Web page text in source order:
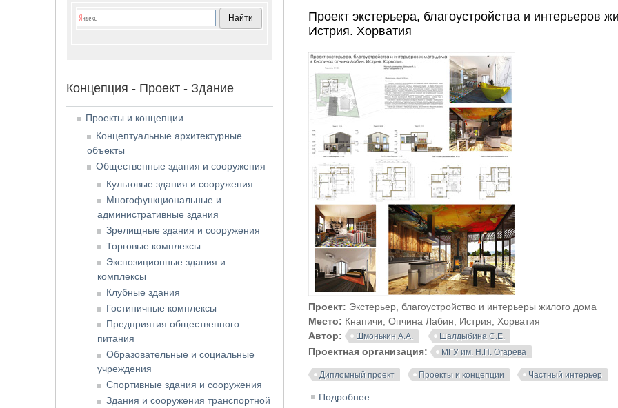
Проект экстерьера, благоустройства и интерьеров
Истрия. Хорватия
Проект: Экстерьер, благоустройство и интерьеры жилого дома
Место: Кнапичи, Опчина Лабин, Истрия, Хорватия
Автор:
Шмонькин А.А. Шалдыбина С.Е.
Проектная организация: МГУ им. Н.П. Огарева
Дипломный проект Проекты и концепции Частный интерьер
Подробнее
Концепция - Проект - Здание
Проекты и концепции
Концептуальные архитектурные
объекты
Общественные здания и сооружения
Культовые здания и сооружения
Многофункциональные и
административные здания
Зрелищные здания и сооружения
Торговые комплексы
Экспозиционные здания и
комплексы
Клубные здания
Гостиничные комплексы
Предприятия общественного
питания
Образовательные и социальные
учреждения
Спортивные здания и сооружения
Здания и сооружения транспортной